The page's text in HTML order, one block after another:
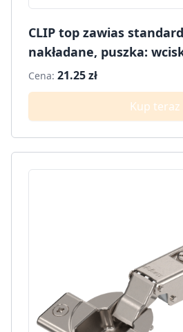
CLIP top zawias
nakładane, puszka:
Cena: 21.25 zł
Kup teraz